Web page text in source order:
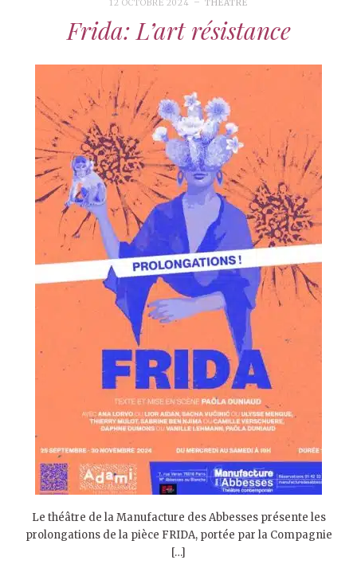
12 OCTOBRE 2024 THÉÂTRE
Frida: L’art résistance
Le théâtre de la Manufacture des Abbesses présente les
prolongations de la pièce FRIDA, portée par la Compagnie
[…]